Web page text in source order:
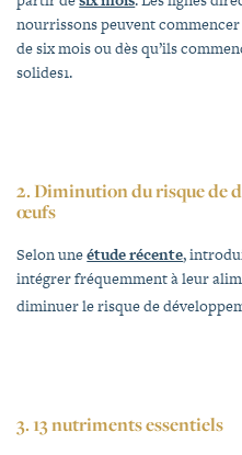
nourrissons peuvent
de six mois ou dès qu’ils
solides1.
2.Diminution du risque de
œufs
Selon uneétude récente,
intégrer fréquemment à leur
diminuer le risque de
3. 13nutriments essentiels